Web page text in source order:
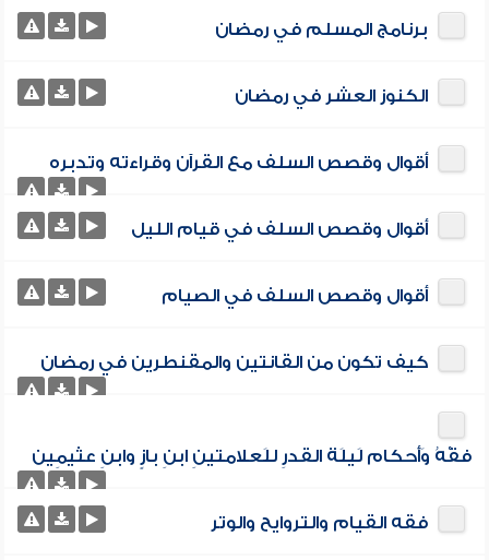
برنامج المسلم في رمضان
الكنوز العشر في رمضان
أقوال وقصص السلف مع القرآن وقراءته وتدبره
أقوال وقصص السلف في قيام الليل
أقوال وقصص السلف في الصيام
كيف تكون من القانتين والمقنطرين في رمضان
فقْهُ وَأَحكام لَيلَة القدرِ للَعلامتينِ ابنِ بازٍ وابنِ عثيمِين
فقه القيام والتروايح والوتر